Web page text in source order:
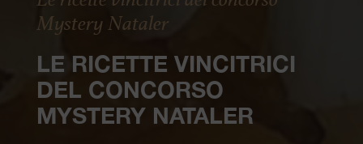
Mystery Nataler
LE RICETTE VINCITRICI
DEL CONCORSO
MYSTERY NATALER